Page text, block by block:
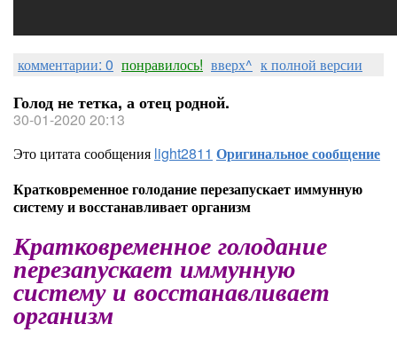
комментарии: 0 понравилось! вверх^ к полной версии
Голод не тетка, а отец родной.
30-01-2020 20:13
Это цитата сообщения light2811 Оригинальное сообщение
Кратковременное голодание перезапускает иммунную
систему и восстанавливает организм
Кратковременное голодание
перезапускает иммунную
систему и восстанавливает
организм